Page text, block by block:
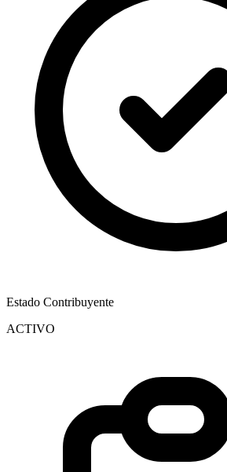
Estado Contribuyente
ACTIVO